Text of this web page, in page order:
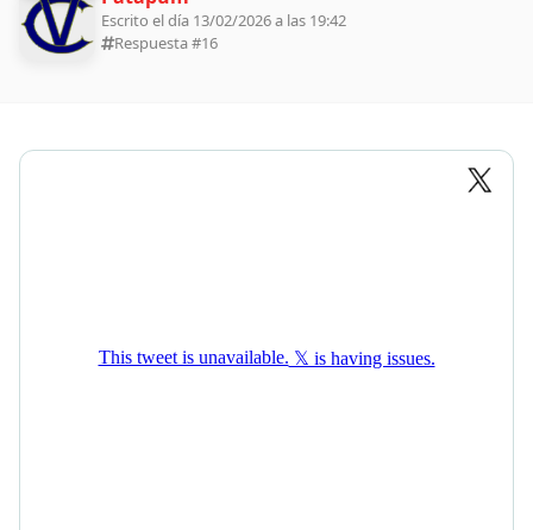
Escrito el día 13/02/2026 a las 19:42
Respuesta #16